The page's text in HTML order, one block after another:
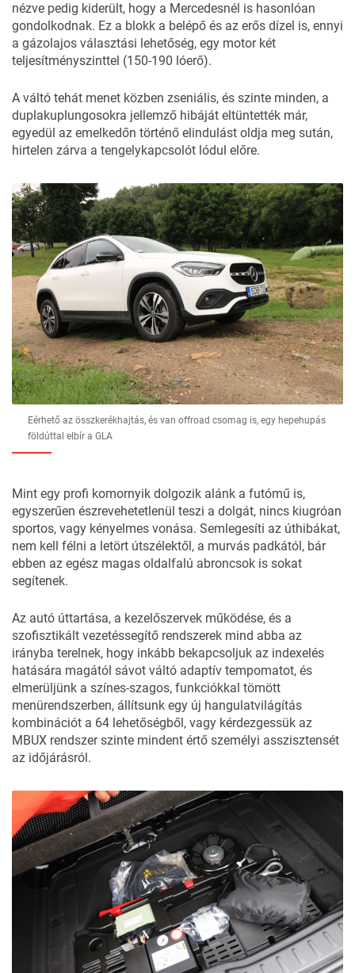
nézve pedig kiderült, hogy a Mercedesnél is hasonlóan
gondolkodnak. Ez a blokk a belépő és az erős dízel is, ennyi
a gázolajos választási lehetőség, egy motor két
teljesítményszinttel (150-190 lóerő).
A váltó tehát menet közben zseniális, és szinte minden, a
duplakuplungosokra jellemző hibáját eltüntették már,
egyedül az emelkedőn történő elindulást oldja meg sután,
hirtelen zárva a tengelykapcsolót lódul előre.
Eérhető az összkerékhajtás, és van offroad csomag is, egy hepehupás
földúttal elbír a GLA
Mint egy profi komornyik dolgozik alánk a futómű is,
egyszerűen észrevehetetlenül teszi a dolgát, nincs kiugróan
sportos, vagy kényelmes vonása. Semlegesíti az úthibákat,
nem kell félni a letört útszélektől, a murvás padkától, bár
ebben az egész magas oldalfalú abroncsok is sokat
segítenek.
Az autó úttartása, a kezelőszervek működése, és a
szofisztikált vezetéssegítő rendszerek mind abba az
irányba terelnek, hogy inkább bekapcsoljuk az indexelés
hatására magától sávot váltó adaptív tempomatot, és
elmerüljünk a színes-szagos, funkciókkal tömött
menürendszerben, állítsunk egy új hangulatvilágítás
kombinációt a 64 lehetőségből, vagy kérdezgessük az
MBUX rendszer szinte mindent értő személyi asszisztensét
az időjárásról.